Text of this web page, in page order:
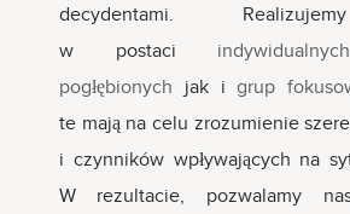
decydentami.
w postaci
pogłębionych jak igrup
te mają na celu zrozumienie
i czynników wpływających na
W rezultacie, pozwalamy